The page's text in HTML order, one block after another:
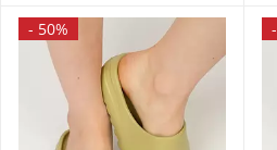
- 50% -